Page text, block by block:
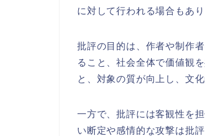
に対して行われる場合もあ
批評の目的は、作者や制作
ること、社会全体で価値観
と、対象の質が向上し、文
一方で、批評には客観性を
い断定や感情的な攻撃は批